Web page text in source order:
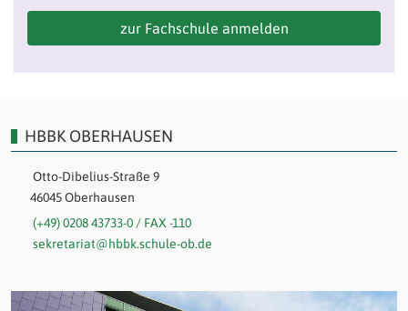
zur Fachschule anmelden
HBBK OBERHAUSEN
Otto-Dibelius-Straße 9
46045 Oberhausen
(+49) 0208 43733-0 / FAX -110
sekretariat@hbbk.schule-ob.de